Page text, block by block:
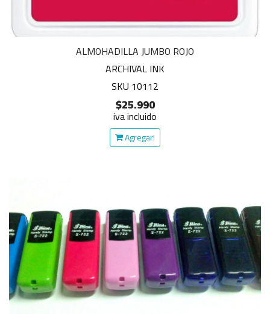
ALMOHADILLA JUMBO ROJO
ARCHIVAL INK
SKU 10112
$25.990
iva incluido
Agregar!